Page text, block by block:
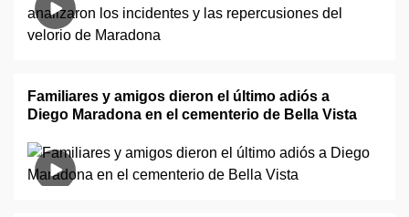
Familiares y amigos dieron el último adiós a
Diego Maradona en el cementerio de Bella Vista